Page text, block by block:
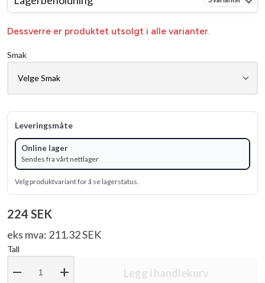
Dessverre er produktet utsolgt i alle varianter.
Smak
Leveringsmåte
Online lager
Sendes fra vårt nettlager
Velg produktvariant for å se lagerstatus.
224 SEK
eks mva: 211.32 SEK
Tall
remove add Legg i handlekurv